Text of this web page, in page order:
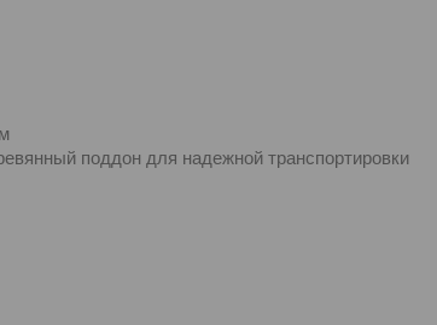
поддон для надежной транспортировки